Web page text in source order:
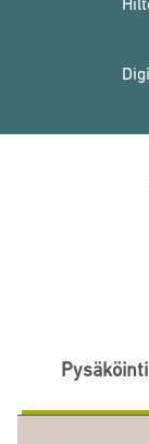
Pysäköinti